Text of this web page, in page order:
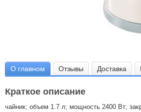
О главном Отзывы Доставка
Краткое описание
чайник; объем 1.7 л; мощность 2400 Вт;